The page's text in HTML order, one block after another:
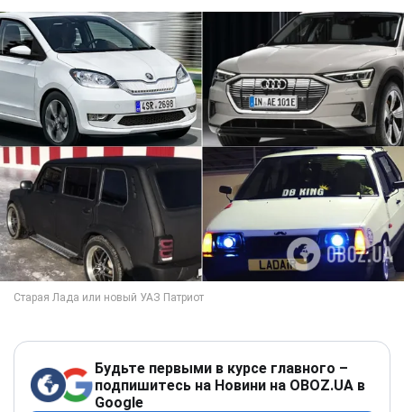
Будьте первыми в курсе главного –
подпишитесь на Новини на OBOZ.UA в
Google